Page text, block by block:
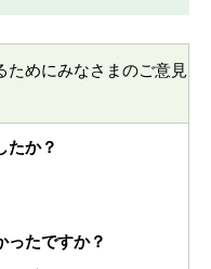
ためにみなさまのご意見
たか？
ったですか？